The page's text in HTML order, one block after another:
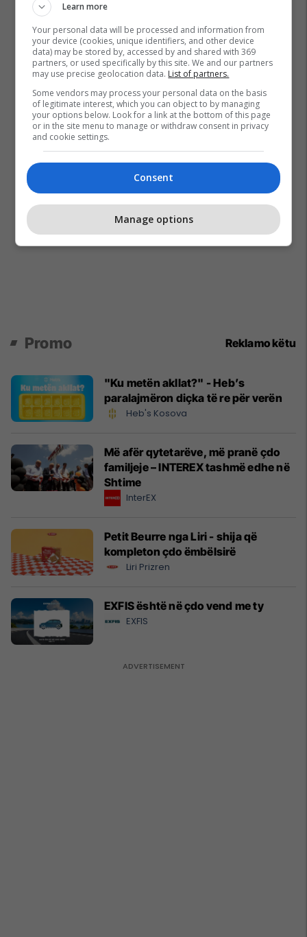
Promo Reklamo këtu
"Ku metën akllat?" - Heb’s
paralajmëron diçka të re për verën
Heb's Kosova
Më afër qytetarëve, më pranë çdo
familjeje – INTEREX tashmë edhe në
Shtime
InterEX
Petit Beurre nga Liri - shija që
kompleton çdo ëmbëlsirë
Liri Prizren
EXFIS është në çdo vend me ty
EXFIS
Learn more
Your personal data will be processed and information from
your device (cookies, unique identifiers, and other device
data) may be stored by, accessed by and shared with 369
partners, or used specifically by this site. We and our partners
may use precise geolocation data. List of partners.
Some vendors may process your personal data on the basis
of legitimate interest, which you can object to by managing
your options below. Look for a link at the bottom of this page
or in the site menu to manage or withdraw consent in privacy
and cookie settings.
Consent
Manage options